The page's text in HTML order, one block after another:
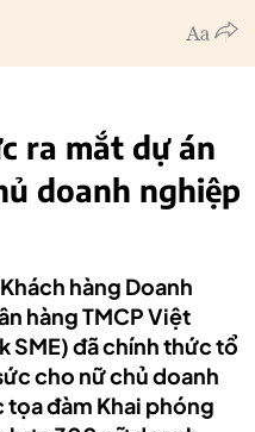
ra mắt dự án
doanh nghiệp
hàng Doanh
hàng TMCP Việt
SME) đã chính thức tổ
cho nữ chủ doanh
đàm Khai phóng